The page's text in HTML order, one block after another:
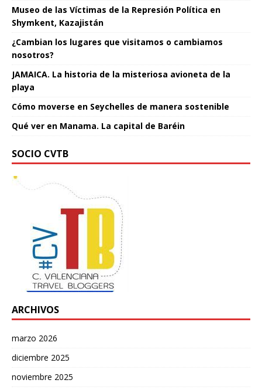
Museo de las Víctimas de la Represión Política en
Shymkent, Kazajistán
¿Cambian los lugares que visitamos o cambiamos
nosotros?
JAMAICA. La historia de la misteriosa avioneta de la
playa
Cómo moverse en Seychelles de manera sostenible
Qué ver en Manama. La capital de Baréin
SOCIO CVTB
ARCHIVOS
marzo 2026
diciembre 2025
noviembre 2025